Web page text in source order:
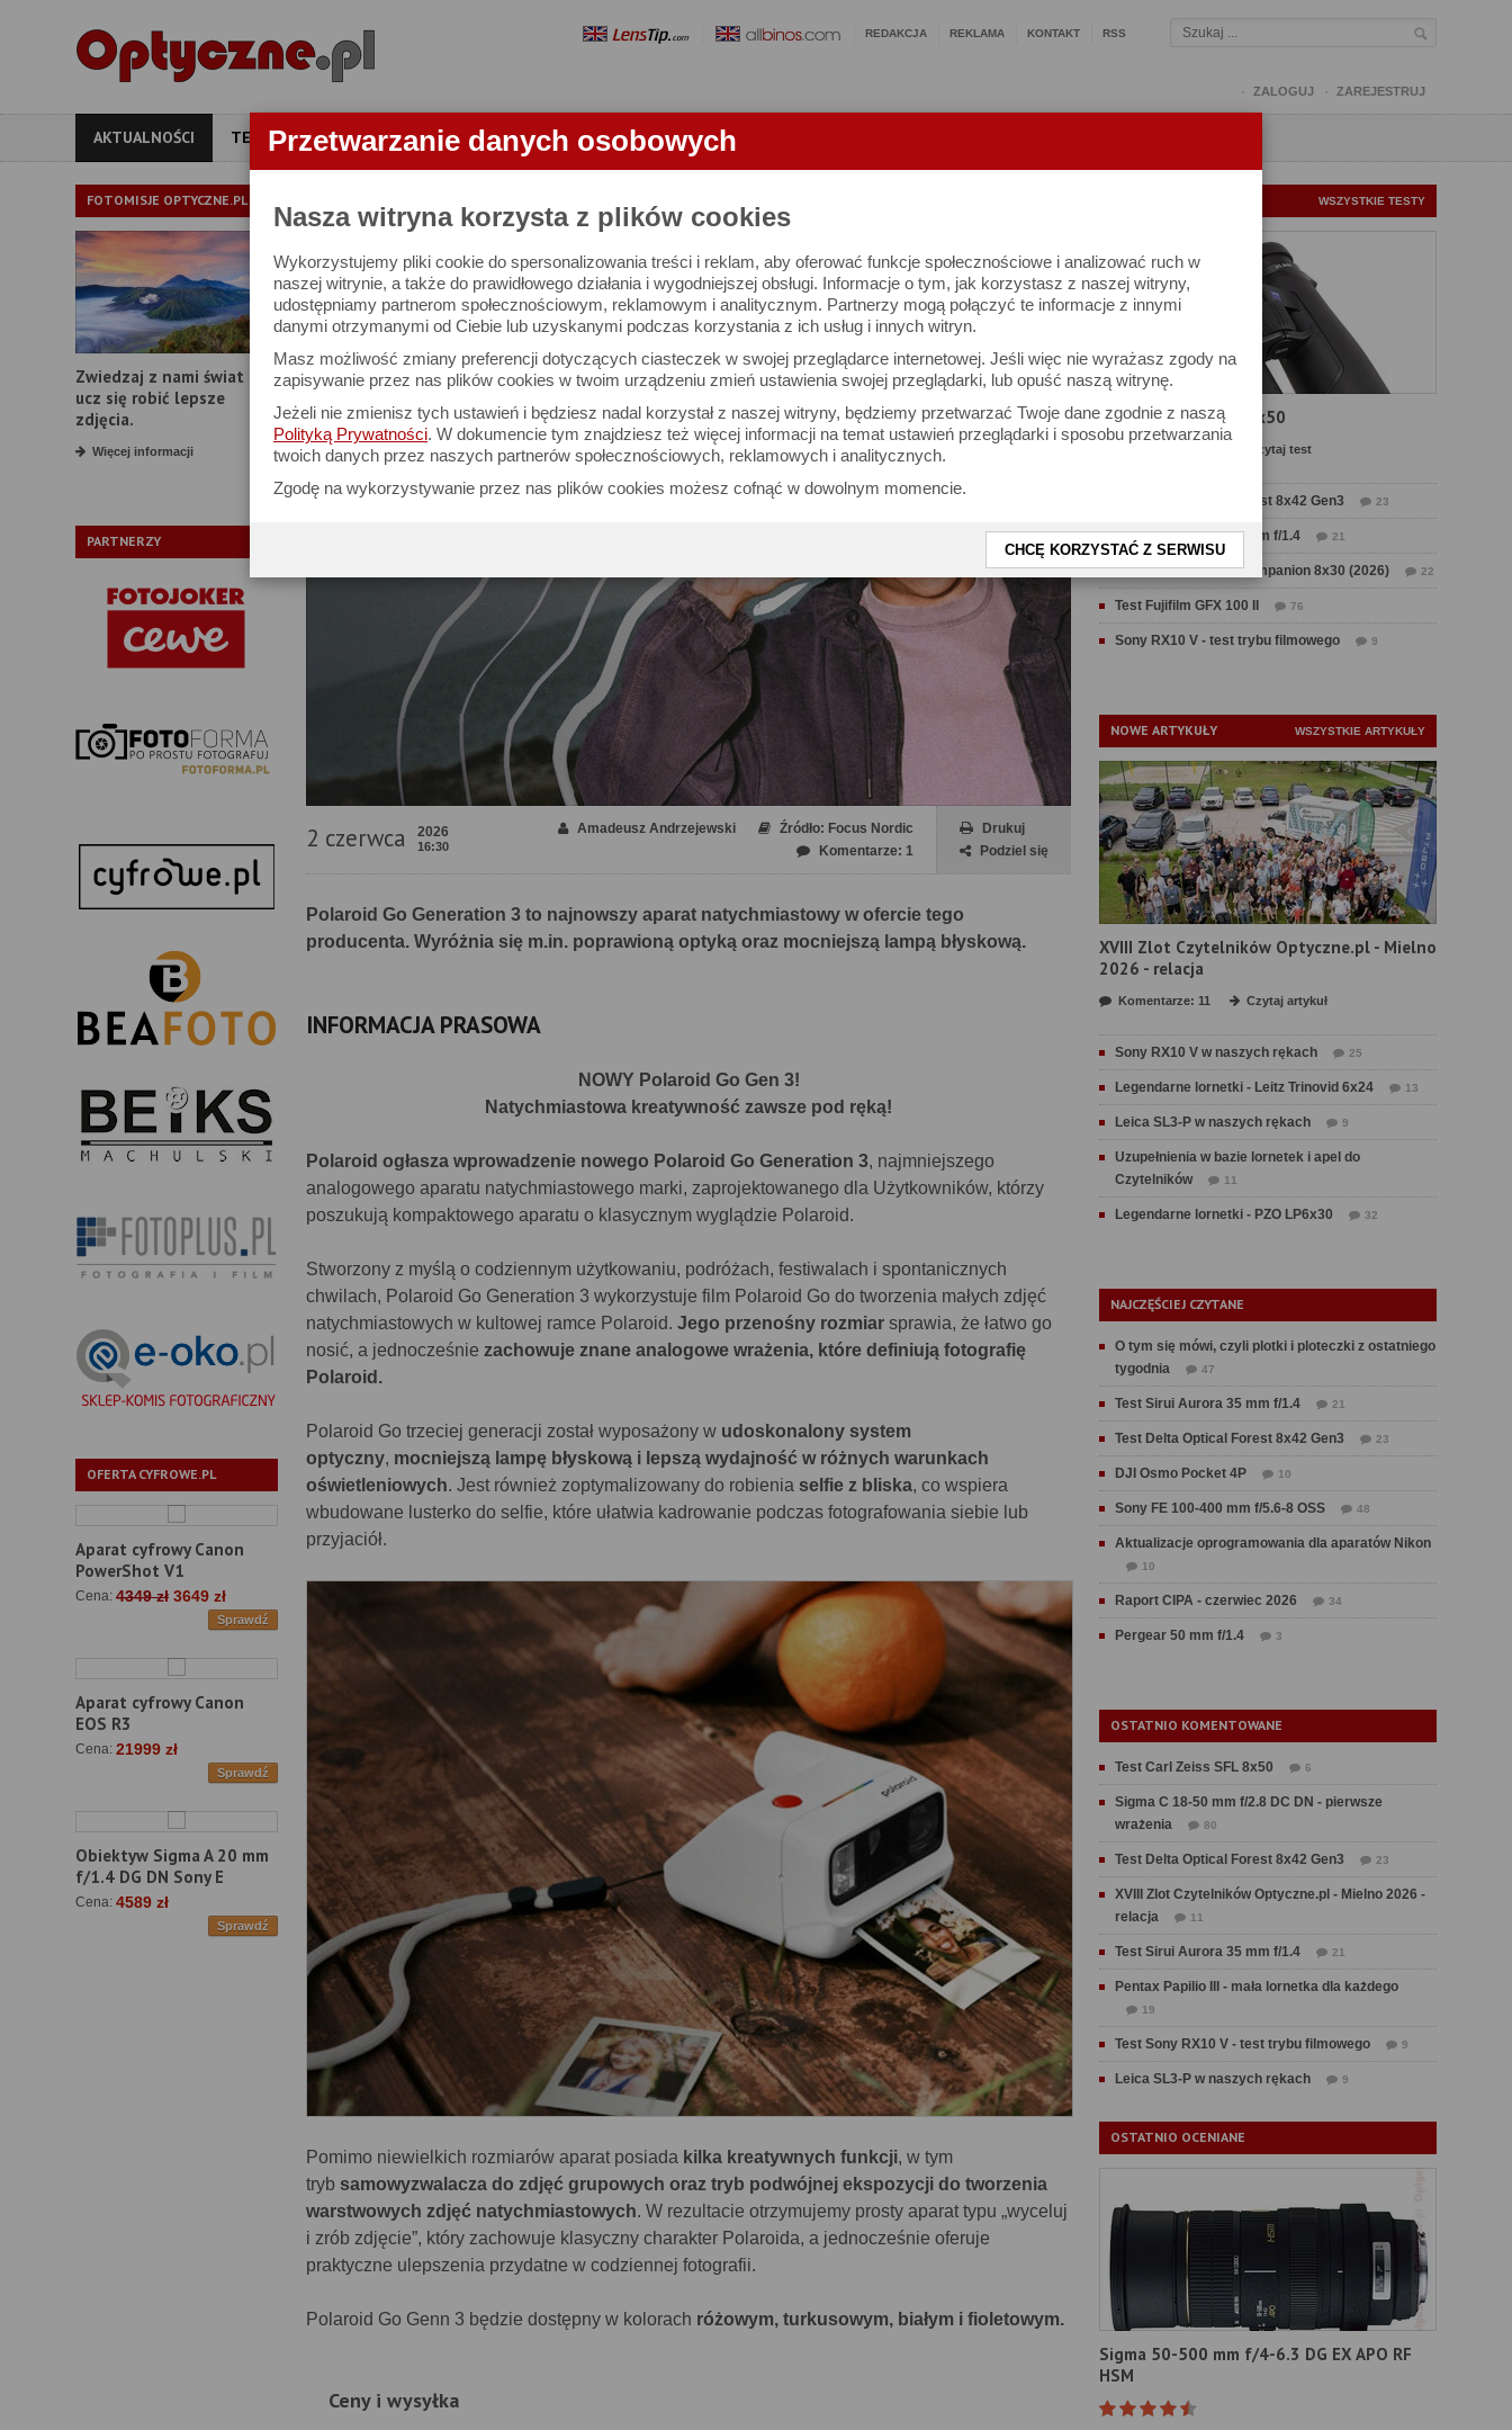
Przetwarzanie danych osobowych
Nasza witryna korzysta z plików cookies
Wykorzystujemy pliki cookie do spersonalizowania treści i reklam, aby oferować funkcje społecznościowe i analizować ruch w
naszej witrynie, a także do prawidłowego działania i wygodniejszej obsługi. Informacje o tym, jak korzystasz z naszej witryny,
udostępniamy partnerom społecznościowym, reklamowym i analitycznym. Partnerzy mogą połączyć te informacje z innymi
danymi otrzymanymi od Ciebie lub uzyskanymi podczas korzystania z ich usług i innych witryn.
Masz możliwość zmiany preferencji dotyczących ciasteczek w swojej przeglądarce internetowej. Jeśli więc nie wyrażasz zgody na
zapisywanie przez nas plików cookies w twoim urządzeniu zmień ustawienia swojej przeglądarki, lub opuść naszą witrynę.
Jeżeli nie zmienisz tych ustawień i będziesz nadal korzystał z naszej witryny, będziemy przetwarzać Twoje dane zgodnie z naszą
Polityką Prywatności. W dokumencie tym znajdziesz też więcej informacji na temat ustawień przeglądarki i sposobu przetwarzania
twoich danych przez naszych partnerów społecznościowych, reklamowych i analitycznych.
Zgodę na wykorzystywanie przez nas plików cookies możesz cofnąć w dowolnym momencie.
CHCĘ KORZYSTAĆ Z SERWISU
REDAKCJA REKLAMA KONTAKT RSS
ZALOGUJ ZAREJESTRUJ
AKTUALNOŚCI TESTY ARTYKUŁY APARATY OBIEKTYWY LORNETKI
FOTOMISJE OPTYCZNE.PL
Zwiedzaj z nami świat i
ucz się robić lepsze
zdjęcia.
Więcej informacji
PARTNERZY
OFERTA CYFROWE.PL
Aparat cyfrowy Canon
PowerShot V1
Cena: 4349 zł 3649 zł
Sprawdź
Aparat cyfrowy Canon
EOS R3
Cena: 21999 zł
Sprawdź
Obiektyw Sigma A 20 mm
f/1.4 DG DN Sony E
Cena: 4589 zł
Sprawdź
AKTUALNOŚCI
Polaroid Go Gen 3
2 czerwca 2026
16:30
Drukuj
Podziel się
Źródło: Focus Nordic
Amadeusz Andrzejewski
Komentarze: 1
Polaroid Go Generation 3 to najnowszy aparat natychmiastowy w ofercie tego
producenta. Wyróżnia się m.in. poprawioną optyką oraz mocniejszą lampą błyskową.
INFORMACJA PRASOWA
NOWY Polaroid Go Gen 3!
Natychmiastowa kreatywność zawsze pod ręką!
Polaroid ogłasza wprowadzenie nowego Polaroid Go Generation 3, najmniejszego
analogowego aparatu natychmiastowego marki, zaprojektowanego dla Użytkowników, którzy
poszukują kompaktowego aparatu o klasycznym wyglądzie Polaroid.
Stworzony z myślą o codziennym użytkowaniu, podróżach, festiwalach i spontanicznych
chwilach, Polaroid Go Generation 3 wykorzystuje film Polaroid Go do tworzenia małych zdjęć
natychmiastowych w kultowej ramce Polaroid. Jego przenośny rozmiar sprawia, że łatwo go
nosić, a jednocześnie zachowuje znane analogowe wrażenia, które definiują fotografię
Polaroid.
Polaroid Go trzeciej generacji został wyposażony w udoskonalony system
optyczny, mocniejszą lampę błyskową i lepszą wydajność w różnych warunkach
oświetleniowych. Jest również zoptymalizowany do robienia selfie z bliska, co wspiera
wbudowane lusterko do selfie, które ułatwia kadrowanie podczas fotografowania siebie lub
przyjaciół.
Pomimo niewielkich rozmiarów aparat posiada kilka kreatywnych funkcji, w tym
tryb samowyzwalacza do zdjęć grupowych oraz tryb podwójnej ekspozycji do tworzenia
warstwowych zdjęć natychmiastowych. W rezultacie otrzymujemy prosty aparat typu „wyceluj
i zrób zdjęcie”, który zachowuje klasyczny charakter Polaroida, a jednocześnie oferuje
praktyczne ulepszenia przydatne w codziennej fotografii.
Polaroid Go Genn 3 będzie dostępny w kolorach różowym, turkusowym, białym i fioletowym.
Ceny i wysyłka
WSZYSTKIE TESTY
Test Carl Zeiss SFL 8x50
Czytaj test
Test Delta Optical Forest 8x42 Gen3 23
Test Sirui Aurora 35 mm f/1.4 21
Test Swarovski CL Companion 8x30 (2026) 22
Test Fujifilm GFX 100 II 76
Sony RX10 V - test trybu filmowego 9
NOWE ARTYKUŁY WSZYSTKIE ARTYKUŁY
XVIII Zlot Czytelników Optyczne.pl - Mielno
2026 - relacja
Komentarze: 11 Czytaj artykuł
Sony RX10 V w naszych rękach 25
Legendarne lornetki - Leitz Trinovid 6x24 13
Leica SL3-P w naszych rękach 9
Uzupełnienia w bazie lornetek i apel do
Czytelników
11
Legendarne lornetki - PZO LP6x30 32
NAJCZĘŚCIEJ CZYTANE
O tym się mówi, czyli plotki i ploteczki z ostatniego
tygodnia
47
Test Sirui Aurora 35 mm f/1.4 21
Test Delta Optical Forest 8x42 Gen3 23
DJI Osmo Pocket 4P 10
Sony FE 100-400 mm f/5.6-8 OSS 48
Aktualizacje oprogramowania dla aparatów Nikon
10
Raport CIPA - czerwiec 2026 34
Pergear 50 mm f/1.4 3
OSTATNIO KOMENTOWANE
Test Carl Zeiss SFL 8x50 6
Sigma C 18-50 mm f/2.8 DC DN - pierwsze
wrażenia
80
Test Delta Optical Forest 8x42 Gen3 23
XVIII Zlot Czytelników Optyczne.pl - Mielno 2026 -
relacja
11
Test Sirui Aurora 35 mm f/1.4 21
Pentax Papilio III - mała lornetka dla każdego
19
Test Sony RX10 V - test trybu filmowego 9
Leica SL3-P w naszych rękach 9
OSTATNIO OCENIANE
Sigma 50-500 mm f/4-6.3 DG EX APO RF
HSM